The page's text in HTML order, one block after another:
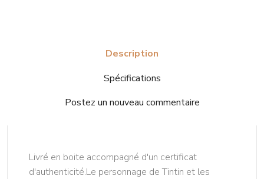
Description
Spécifications
Postez un nouveau commentaire
Livré en boite accompagné d'un certificat
d'authenticité.Le personnage de Tintin et les